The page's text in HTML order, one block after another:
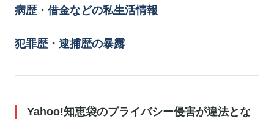
病歴・借金などの私生活情報
犯罪歴・逮捕歴の暴露
Yahoo!知恵袋のプライバシー侵害が違法とな